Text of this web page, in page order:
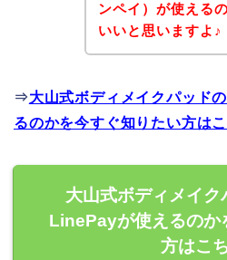
ンペイ）が使える
いいと思いますよ♪
⇒大山式ボディメイクパッド
るのかを今すぐ知りたい方は
大山式ボディメイク
LinePayが使えるのか
方はこ